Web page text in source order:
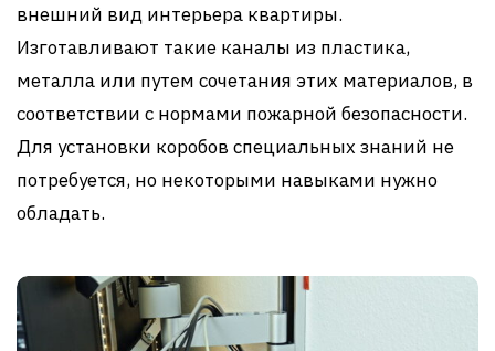
внешний вид интерьера квартиры.
Изготавливают такие каналы из пластика,
металла или путем сочетания этих материалов, в
соответствии с нормами пожарной безопасности.
Для установки коробов специальных знаний не
потребуется, но некоторыми навыками нужно
обладать.